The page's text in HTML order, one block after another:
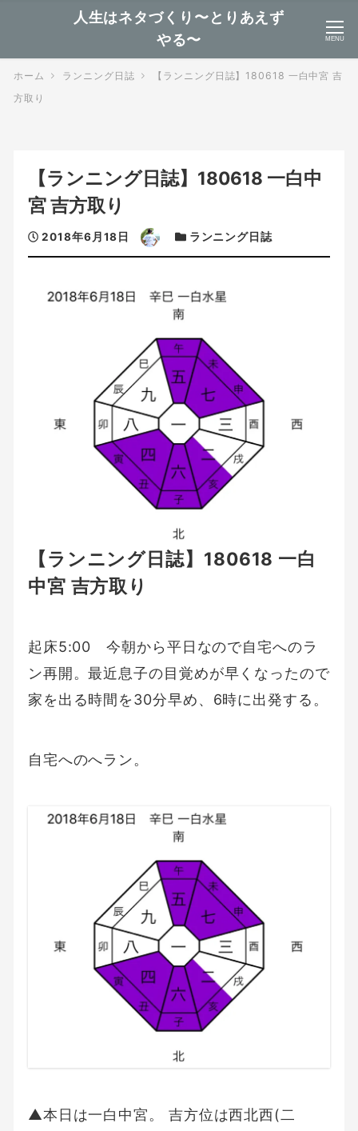
人生はネタづくり〜とりあえず
やる〜
MENU
ホーム ランニング日誌
【ランニング日誌】180618 一白中宮 吉
方取り
【ランニング日誌】180618 一白中
宮 吉方取り
投
稿
2018年6月18日
著
者
カ
テ
リ
ランニング日誌
【ランニング日誌】180618 一白
中宮 吉方取り
起床5:00 今朝から平日なので自宅へのラ
ン再開。最近息子の目覚めが早くなったので
家を出る時間を30分早め、6時に出発する。
自宅へのへラン。
▲本日は一白中宮。 吉方位は西北西(二